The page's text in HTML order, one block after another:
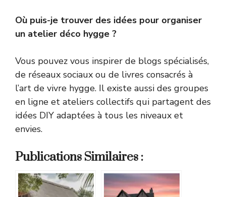
Où puis-je trouver des idées pour organiser
un atelier déco hygge ?
Vous pouvez vous inspirer de blogs spécialisés,
de réseaux sociaux ou de livres consacrés à
l’art de vivre hygge. Il existe aussi des groupes
en ligne et ateliers collectifs qui partagent des
idées DIY adaptées à tous les niveaux et
envies.
Publications Similaires :